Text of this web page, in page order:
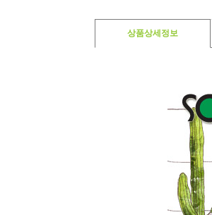
상품상세정보